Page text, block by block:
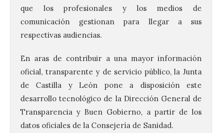
que los profesionales y los medios de
comunicación gestionan para llegar a sus
respectivas audiencias.
En aras de contribuir a una mayor información
oficial, transparente y de servicio público, la Junta
de Castilla y León pone a disposición este
desarrollo tecnológico de la Dirección General de
Transparencia y Buen Gobierno, a partir de los
datos oficiales de la Consejería de Sanidad.